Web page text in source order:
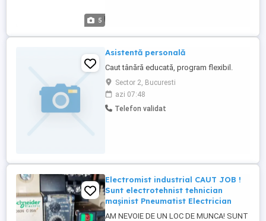
5
Asistentă personală
Caut tânără educată, program flexibil.
Sector 2, Bucuresti
azi 07:48
Telefon validat
Electromist industrial CAUT JOB !
Sunt electrotehnist tehnician
mașinist Pneumatist Electrician
AM NEVOIE DE UN LOC DE MUNCA! SUNT